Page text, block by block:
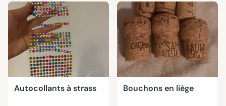
Autocollants à strass Bouchons en liège